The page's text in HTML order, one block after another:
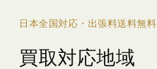
日本全国対応・出張料送料無料
買取対応地域